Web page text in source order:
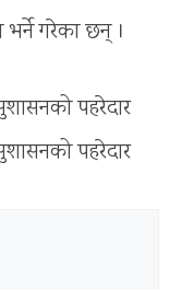
गरेका छन् ।